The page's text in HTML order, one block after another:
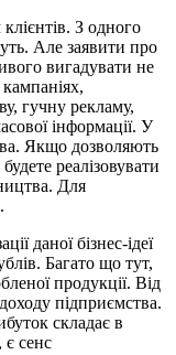
З одного
Але заявити про
вигадувати не
гучну рекламу,
інформації. У
Якщо дозволяють
реалізовувати
Для
даної бізнес-ідеї
Багато що тут,
продукції. Від
підприємства.
складає в
є сенс